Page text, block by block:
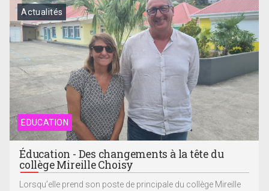
EDUCATION
Actualités
Éducation - Des changements à la tête du
collège Mireille Choisy
Lorsqu’elle prend son poste de principale du collège Mireille